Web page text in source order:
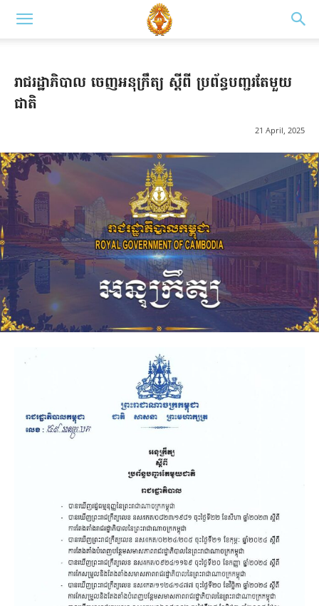
រាជរដ្ឋាភិបាល ចេញអនុក្រឹត្យ ស្តីពី ប្រព័ន្ធបញ្ជរតែមួយ
ជាតិ
21 April, 2025